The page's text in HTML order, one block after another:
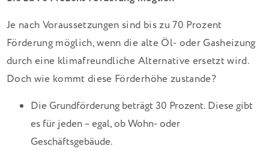
Je nach Voraussetzungen sind bis zu 70 Prozent
Förderung möglich, wenn die alte Öl- oder Gasheizung
durch eine klimafreundliche Alternative ersetzt wird.
Doch wie kommt diese Förderhöhe zustande?
Die Grundförderung beträgt 30 Prozent. Diese gibt
es für jeden – egal, ob Wohn- oder
Geschäftsgebäude.